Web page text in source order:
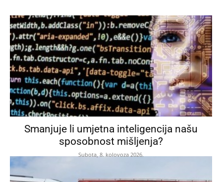
Smanjuje li umjetna inteligencija našu
sposobnost mišljenja?
Subota, 8. kolovoza 2026.